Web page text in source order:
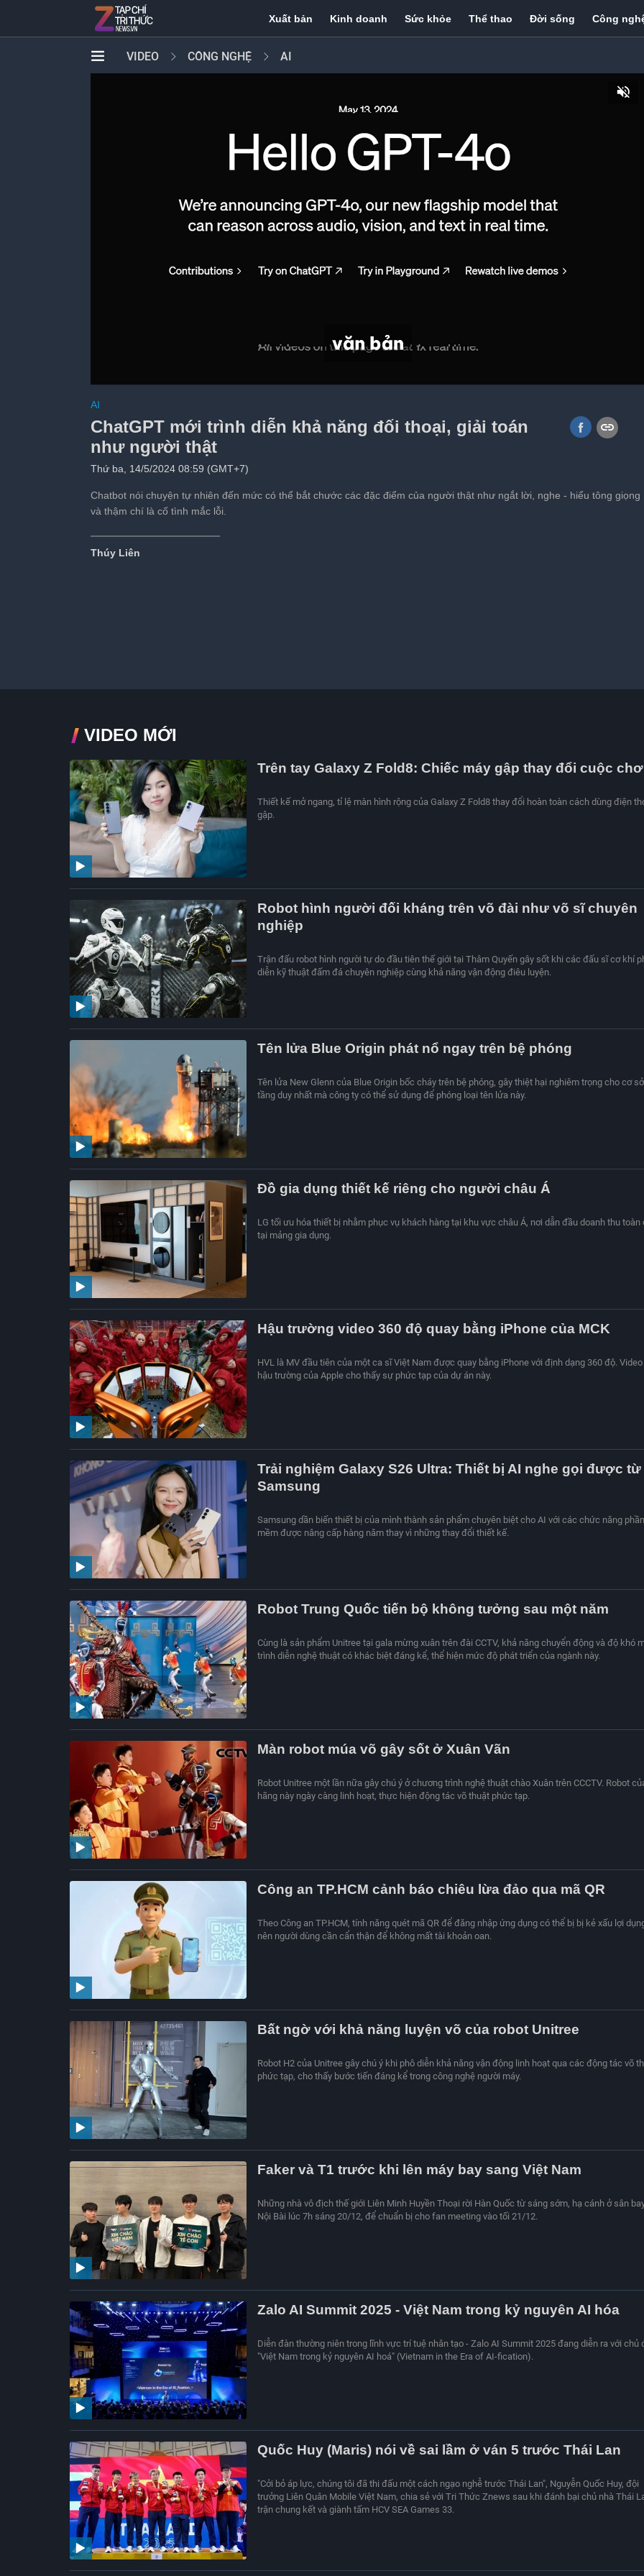
Xuất bản Kinh doanh Sức khỏe Thể thao Đời sống Công
VIDEO CÔNG NGHỆ AI
bằng AI của TikTok
Tiếp theo sau:s
AI
ChatGPT mới trình diễn khả năng đối thoại, giải toán
như người thật
Thứ ba, 14/5/2024 08:59 (GMT+7)
Chatbot nói chuyện tự nhiên đến mức có thể bắt chước các đặc điểm của người thật như ngắt lời, nghe - hiểu tông giọng
và thậm chí là cố tình mắc lỗi.
Thúy Liên
VIDEO MỚI
Trên tay Galaxy Z Fold8: Chiếc máy gập thay đổi cuộc
Thiết kế mở ngang, tỉ lệ màn hình rộng của Galaxy Z Fold8 thay đổi hoàn toàn cách dùng điện
gập.
Robot hình người đối kháng trên võ đài như võ sĩ chuyên
nghiệp
Trận đấu robot hình người tự do đầu tiên thế giới tại Thâm Quyến gây sốt khi các đấu sĩ cơ khí
diễn kỹ thuật đấm đá chuyên nghiệp cùng khả năng vận động điêu luyện.
Tên lửa Blue Origin phát nổ ngay trên bệ phóng
Tên lửa New Glenn của Blue Origin bốc cháy trên bệ phóng, gây thiệt hại nghiêm trọng cho cơ
tầng duy nhất mà công ty có thể sử dụng để phóng loại tên lửa này.
Đồ gia dụng thiết kế riêng cho người châu Á
LG tối ưu hóa thiết bị nhằm phục vụ khách hàng tại khu vực châu Á, nơi dẫn đầu doanh thu toàn
tại mảng gia dụng.
Hậu trường video 360 độ quay bằng iPhone của MCK
HVL là MV đầu tiên của một ca sĩ Việt Nam được quay bằng iPhone với định dạng 360 độ. Video
hậu trường của Apple cho thấy sự phức tạp của dự án này.
Trải nghiệm Galaxy S26 Ultra: Thiết bị AI nghe gọi được từ
Samsung
Samsung dần biến thiết bị của mình thành sản phẩm chuyên biệt cho AI với các chức năng phần
mềm được nâng cấp hàng năm thay vì những thay đổi thiết kế.
Robot Trung Quốc tiến bộ không tưởng sau một năm
Cùng là sản phẩm Unitree tại gala mừng xuân trên đài CCTV, khả năng chuyển động và độ khó
trình diễn nghệ thuật có khác biệt đáng kể, thể hiện mức độ phát triển của ngành này.
Màn robot múa võ gây sốt ở Xuân Vãn
Robot Unitree một lần nữa gây chú ý ở chương trình nghệ thuật chào Xuân trên CCCTV. Robot
hãng này ngày càng linh hoạt, thực hiện động tác võ thuật phức tạp.
Công an TP.HCM cảnh báo chiêu lừa đảo qua mã QR
Theo Công an TP.HCM, tính năng quét mã QR để đăng nhập ứng dụng có thể bị bị kẻ xấu lợi
nên người dùng cần cẩn thận để không mất tài khoản oan.
Bất ngờ với khả năng luyện võ của robot Unitree
Robot H2 của Unitree gây chú ý khi phô diễn khả năng vận động linh hoạt qua các động tác võ
phức tạp, cho thấy bước tiến đáng kể trong công nghệ người máy.
Faker và T1 trước khi lên máy bay sang Việt Nam
Những nhà vô địch thế giới Liên Minh Huyền Thoại rời Hàn Quốc từ sáng sớm, hạ cánh ở sân
Nội Bài lúc 7h sáng 20/12, để chuẩn bị cho fan meeting vào tối 21/12.
Zalo AI Summit 2025 - Việt Nam trong kỷ nguyên AI hóa
Diễn đàn thường niên trong lĩnh vực trí tuệ nhân tạo - Zalo AI Summit 2025 đang diễn ra với chủ
"Việt Nam trong kỷ nguyên AI hoá" (Vietnam in the Era of AI-fication).
Quốc Huy (Maris) nói về sai lầm ở ván 5 trước Thái Lan
"Cởi bỏ áp lực, chúng tôi đã thi đấu một cách ngạo nghễ trước Thái Lan", Nguyễn Quốc Huy, đội
trưởng Liên Quân Mobile Việt Nam, chia sẻ với Tri Thức Znews sau khi đánh bại chủ nhà Thái
trận chung kết và giành tấm HCV SEA Games 33.